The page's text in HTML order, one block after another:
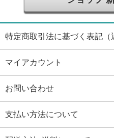
特定商取引法に基づく表記（
マイアカウント
お問い合わせ
支払い方法について